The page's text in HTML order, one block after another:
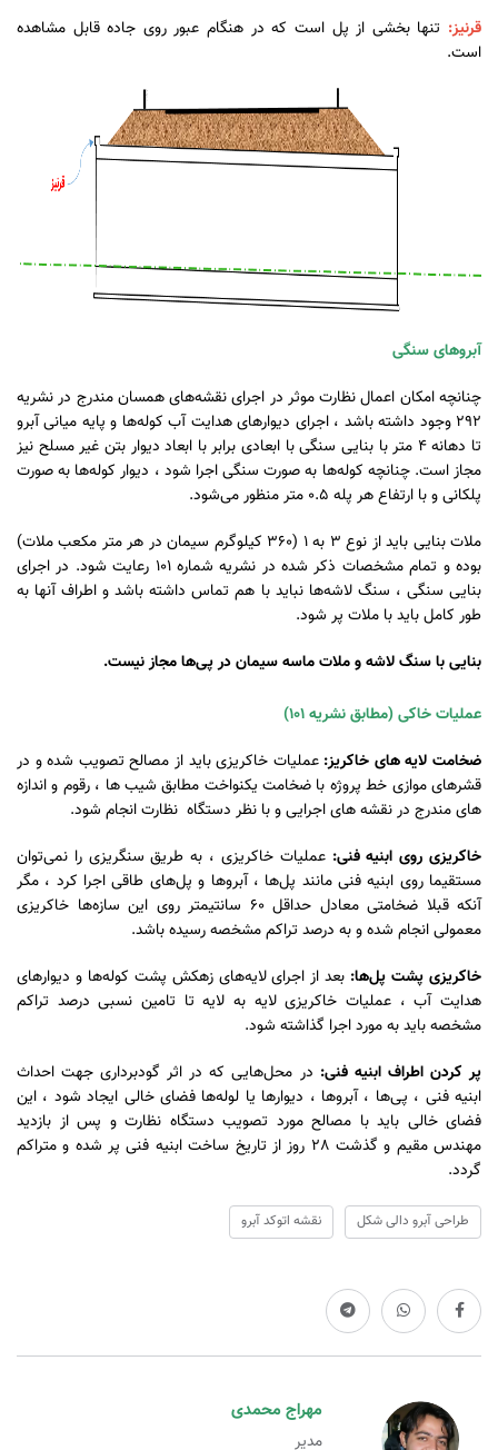
قرنیز: تنها بخشی از پل است که در هنگام عبور روی جاده قابل مشاهده
است.
آبروهای سنگی
چنانچه امکان اعمال نظارت موثر در اجرای نقشه‌های همسان مندرج در نشریه
292 وجود داشته باشد ، اجرای دیوارهای هدایت آب کوله‌ها و پایه میانی آبرو
تا دهانه 4 متر با بنایی سنگی با ابعادی برابر با ابعاد دیوار بتن غیر مسلح نیز
مجاز است. چنانچه کوله‌ها به صورت سنگی اجرا شود ، دیوار کوله‌ها به صورت
پلکانی و با ارتفاع هر پله 0.5 متر منظور می‌شود.
ملات بنایی باید از نوع 3 به 1 (360 کیلوگرم سیمان در هر متر مکعب ملات)
بوده و تمام مشخصات ذکر شده در نشریه شماره 101 رعایت شود. در اجرای
بنایی سنگی ، سنگ لاشه‌ها نباید با هم تماس داشته باشد و اطراف آنها به
طور کامل باید با ملات پر شود.
بنایی با سنگ لاشه و ملات ماسه سیمان در پی‌ها مجاز نیست.
عملیات خاکی (مطابق نشریه 101)
ضخامت لایه های خاکریز: عملیات خاکریزی باید از مصالح تصویب شده و در
قشرهای موازی خط پروژه با ضخامت یکنواخت مطابق شیب ها ، رقوم و اندازه
های مندرج در نقشه های اجرایی و با نظر دستگاه نظارت انجام شود.
خاکریزی روی ابنیه فنی: عملیات خاکریزی ، به طریق سنگریزی را نمی‌توان
مستقیما روی ابنیه فنی مانند پل‌ها ، آبروها و پل‌های طاقی اجرا کرد ، مگر
آنکه قبلا ضخامتی معادل حداقل 60 سانتیمتر روی این سازه‌ها خاکریزی
معمولی انجام شده و به درصد تراکم مشخصه رسیده باشد.
خاکریزی پشت پل‌ها: بعد از اجرای لایه‌های زهکش پشت کوله‌ها و دیوارهای
هدایت آب ، عملیات خاکریزی لایه به لایه تا تامین نسبی درصد تراکم
مشخصه باید به مورد اجرا گذاشته شود.
پر کردن اطراف ابنیه فنی: در محل‌هایی که در اثر گودبرداری جهت احداث
ابنیه فنی ، پی‌ها ، آبروها ، دیوارها یا لوله‌ها فضای خالی ایجاد شود ، این
فضای خالی باید با مصالح مورد تصویب دستگاه نظارت و پس از بازدید
مهندس مقیم و گذشت 28 روز از تاریخ ساخت ابنیه فنی پر شده و متراکم
گردد.
طراحی آبرو دالی شکل نقشه اتوکد آبرو
مهراج محمدی
مدیر